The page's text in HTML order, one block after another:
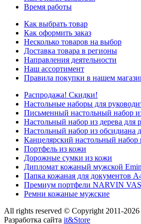
Время работы
Как выбрать товар
Как оформить заказ
Несколько товаров на выбор
Доставка товара в регионы
Направления деятельности
Наш ассортимент
Правила покупки в нашем
Распродажа! Скидки!
Настольные наборы для
Письменный настольный набор
Настольный набор из дерева для
Настольный набор из обсидиана
Канцелярский настольный
Портфель из кожи
Дорожные сумки из кожи
Дипломат кожаный мужской
Папка кожаная для документов
Премиум портфели NARVIN
Ремни кожаные мужские
All rights reserved © Copyright 2011-2026
Разработка сайта it&Store